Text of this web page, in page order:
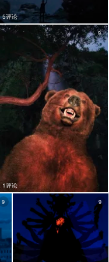
5评论
1评论
9
9 9